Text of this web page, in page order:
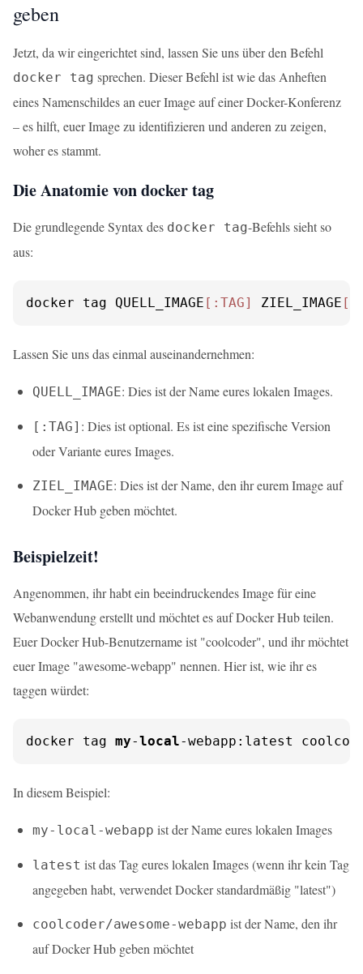
geben
Jetzt, da wir eingerichtet sind, lassen Sie uns über den Befehl
docker tag sprechen. Dieser Befehl ist wie das Anheften
eines Namenschildes an euer Image auf einer Docker-Konferenz
– es hilft, euer Image zu identifizieren und anderen zu zeigen,
woher es stammt.
Die Anatomie von docker tag
Die grundlegende Syntax des docker tag-Befehls sieht so
aus:
docker tag QUELL_IMAGE [:TAG] ZIEL_IMAGE
Lassen Sie uns das einmal auseinandernehmen:
QUELL_IMAGE: Dies ist der Name eures lokalen Images.
[:TAG] : Dies ist optional. Es ist eine spezifische Version
oder Variante eures Images.
ZIEL_IMAGE: Dies ist der Name, den ihr eurem Image auf
Docker Hub geben möchtet.
Beispielzeit!
Angenommen, ihr habt ein beeindruckendes Image für eine
Webanwendung erstellt und möchtet es auf Docker Hub teilen.
Euer Docker Hub-Benutzername ist "coolcoder", und ihr möchtet
euer Image "awesome-webapp" nennen. Hier ist, wie ihr es
taggen würdet:
docker tag my-local-webapp:latest
In diesem Beispiel:
my-local-webapp ist der Name eures lokalen Images
latest ist das Tag eures lokalen Images (wenn ihr kein Tag
angegeben habt, verwendet Docker standardmäßig "latest")
coolcoder/awesome-webapp ist der Name, den ihr
auf Docker Hub geben möchtet